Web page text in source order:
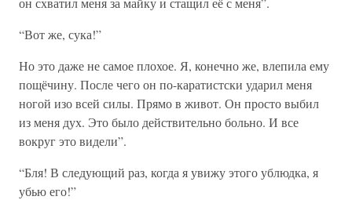
“Вот же, сука!”
Но это даже не самое плохое. Я, конечно же, влепила ему
пощёчину. После чего он по-каратистски ударил меня
ногой изо всей силы. Прямо в живот. Он просто выбил
из меня дух. Это было действительно больно. И все
вокруг это видели”.
“Бля! В следующий раз, когда я увижу этого ублюдка, я
убью его!”